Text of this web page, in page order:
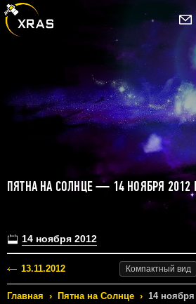
ПЯТНА НА СОЛНЦЕ — 14 НОЯБРЯ 2012
14 ноября 2012
13.11.2012 Компактный вид
Главная › Пятна на Солнце › 14 ноября